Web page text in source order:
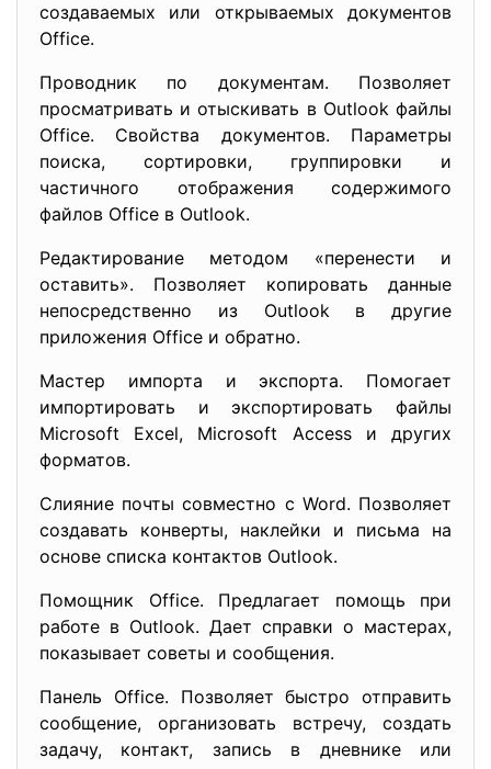
создаваемых или открываемых документов
Office.
Проводник по документам. Позволяет
просматривать и отыскивать в Outlook файлы
Office. Свойства документов. Параметры
поиска, сортировки, группировки и
частичного отображения содержимого
файлов Office в Outlook.
Редактирование методом «перенести и
оставить». Позволяет копировать данные
непосредственно из Outlook в другие
приложения Office и обратно.
Мастер импорта и экспорта. Помогает
импортировать и экспортировать файлы
Microsoft Excel, Microsoft Access и других
форматов.
Слияние почты совместно с Word. Позволяет
создавать конверты, наклейки и письма на
основе списка контактов Outlook.
Помощник Office. Предлагает помощь при
работе в Outlook. Дает справки о мастерах,
показывает советы и сообщения.
Панель Office. Позволяет быстро отправить
сообщение, организовать встречу, создать
задачу, контакт, запись в дневнике или